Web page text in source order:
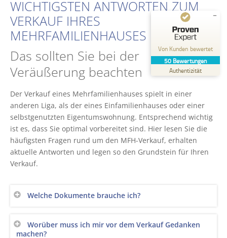
Von Kunden bewertet
50 Bewertungen
Authentizität
Kundenbewertungen und Erfahrungen zu
BARTELT Immobilien
100
%
Empfehlungen auf
GUT
6
Bewertungen auf
ProvenExpert.com
44
Bewertungen von
2
anderen Quellen
Blick aufs ProvenExpert-Profil werfen
WICHTIGSTEN ANTWORTEN ZUM
VERKAUF IHRES
MEHRFAMILIENHAUSES
Das sollten Sie bei der
Veräußerung beachten
Der Verkauf eines Mehrfamilienhauses spielt in einer
anderen Liga, als der eines Einfamilienhauses oder einer
selbstgenutzten Eigentumswohnung. Entsprechend wichtig
ist es, dass Sie optimal vorbereitet sind. Hier lesen Sie die
häufigsten Fragen rund um den MFH-Verkauf, erhalten
aktuelle Antworten und legen so den Grundstein für Ihren
Verkauf.
Welche Dokumente brauche ich?
Worüber muss ich mir vor dem Verkauf Gedanken
machen?